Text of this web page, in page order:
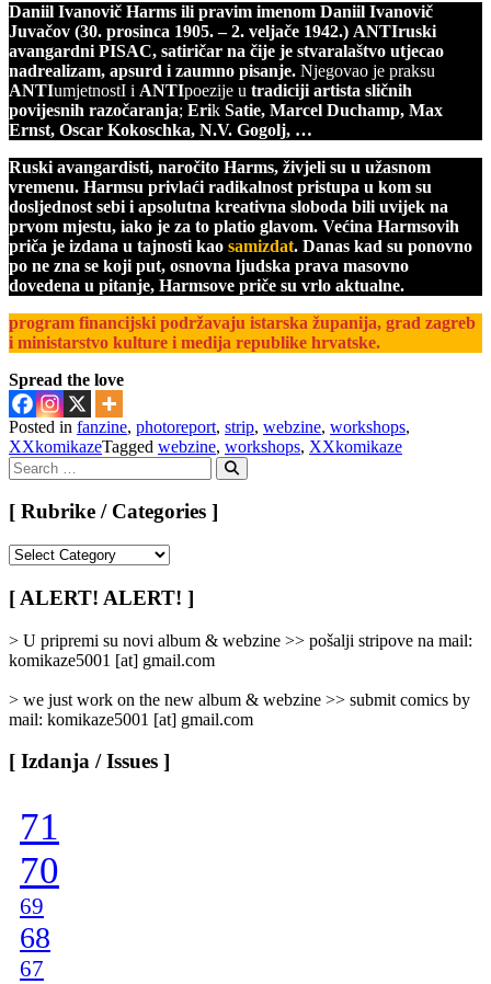
Daniil Ivanovič Harms ili pravim imenom Daniil Ivanovič
Juvačov (30. prosinca 1905. – 2. veljače 1942.) ANTIruski
avangardni PISAC, satiričar na čije je stvaralaštvo utjecao
nadrealizam, apsurd i zaumno pisanje. Njegovao je praksu
ANTIumjetnostI i ANTIpoezije u tradiciji artista sličnih
povijesnih razočaranja; Erik Satie, Marcel Duchamp, Max
Ernst, Oscar Kokoschka, N.V. Gogolj, …
Ruski avangardisti, naročito Harms, živjeli su u užasnom
vremenu. Harmsu privlaći radikalnost pristupa u kom su
dosljednost sebi i apsolutna kreativna sloboda bili uvijek na
prvom mjestu, iako je za to platio glavom. Većina Harmsovih
priča je izdana u tajnosti kao samizdat. Danas kad su ponovno
po ne zna se koji put, osnovna ljudska prava masovno
dovedena u pitanje, Harmsove priče su vrlo aktualne.
program financijski podržavaju istarska županija, grad zagreb
i ministarstvo kulture i medija republike hrvatske.
Spread the love
Posted in fanzine, photoreport, strip, webzine, workshops,
XXkomikazeTagged webzine, workshops, XXkomikaze
Search
for:
Search
[ Rubrike / Categories ]
/
Categories
[ ALERT! ALERT! ]
> U pripremi su novi album & webzine >> pošalji stripove na mail:
komikaze5001 [at] gmail.com
> we just work on the new album & webzine >> submit comics by
mail: komikaze5001 [at] gmail.com
[ Izdanja / Issues ]
71
70
69
68
67